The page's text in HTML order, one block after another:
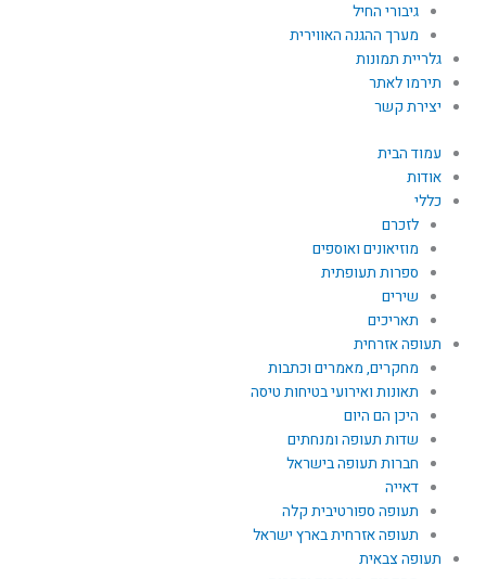
גיבורי החיל
מערך ההגנה האווירית
גלריית תמונות
תירמו לאתר
יצירת קשר
עמוד הבית
אודות
כללי
לזכרם
מוזיאונים ואוספים
ספרות תעופתית
שירים
תאריכים
תעופה אזרחית
מחקרים, מאמרים וכתבות
תאונות ואירועי בטיחות טיסה
היכן הם היום
שדות תעופה ומנחתים
חברות תעופה בישראל
דאייה
תעופה ספורטיבית קלה
תעופה אזרחית בארץ ישראל
תעופה צבאית